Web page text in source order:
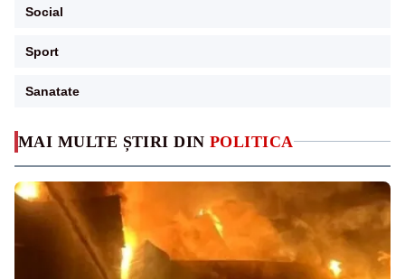
MAI MULTE ȘTIRI DIN POLITICA
Social
Sport
Sanatate